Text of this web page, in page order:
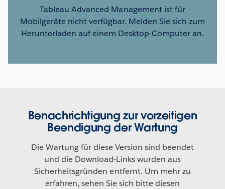
Tableau Advanced Management ist für
Mobilgeräte nicht verfügbar. Melden Sie sich zum
Herunterladen auf einem Desktop-Computer an.
Benachrichtigung zur vorzeitigen
Beendigung der Wartung
Die Wartung für diese Version sind beendet
und die Download-Links wurden aus
Sicherheitsgründen entfernt. Um mehr zu
erfahren, sehen Sie sich bitte diesen